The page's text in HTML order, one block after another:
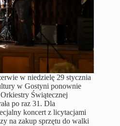
w niedzielę 29 stycznia
w Gostyni ponownie
Świątecznej
po raz 31. Dla
koncert z licytacjami
na zakup sprzętu do walki